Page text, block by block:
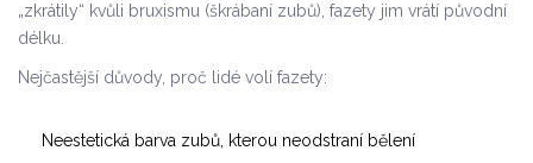
„zkrátily“ kvůli bruxismu (škrábaní zubů), fazety jim vrátí původní
délku.
Nejčastější důvody, proč lidé volí fazety:
Neestetická barva zubů, kterou neodstraní bělení